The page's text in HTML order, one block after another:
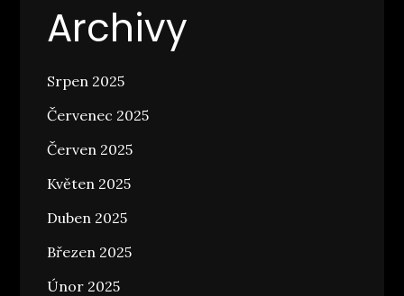
Archivy
Srpen 2025
Červenec 2025
Červen 2025
Květen 2025
Duben 2025
Březen 2025
Únor 2025